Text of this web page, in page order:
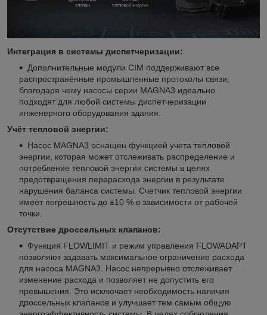
Интеграция в системы диспетчеризации:
Дополнительные модули CIM поддерживают все
распространённые промышленные протоколы связи,
благодаря чему насосы серии MAGNA3 идеально
подходят для любой системы диспетчеризации
инженерного оборудования здания.
Учёт тепловой энергии:
Насос MAGNA3 оснащен функцией учета тепловой
энергии, которая может отслеживать распределение и
потребление тепловой энергии системы в целях
предотвращения перерасхода энергии в результате
нарушения баланса системы. Счетчик тепловой энергии
имеет погрешность до ±10 % в зависимости от рабочей
точки.
Отсутствие дроссельных клапанов:
Функция FLOWLIMIT и режим управления FLOWADAPT
позволяют задавать максимальное ограничение расхода
для насоса MAGNA3. Насос непрерывно отслеживает
изменение расхода и позволяет не допустить его
превышения. Это исключает необходимость наличия
дроссельных клапанов и улучшает тем самым общую